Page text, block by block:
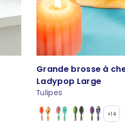
Grande brosse à
Ladypop Large
Tulipes
+14